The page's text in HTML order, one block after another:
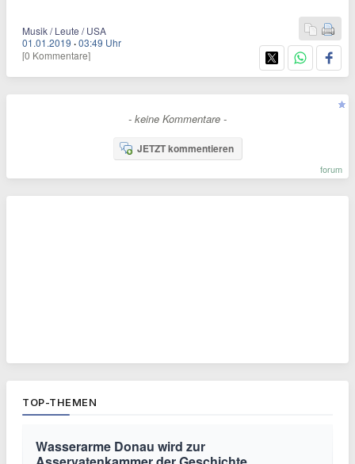
Musik / Leute / USA
01.01.2019 ·03:49 Uhr
[0 Kommentare]
- keine Kommentare -
JETZT kommentieren
forum
TOP-THEMEN
Wasserarme Donau wird zur